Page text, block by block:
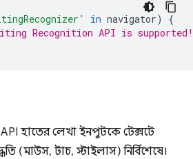
in navigator)
{
Recognition API is supported!
API হাতের লেখা ইনপুটকে টেক্সটে
(মাউস, টাচ, স্টাইলাস) নির্বিশেষে।